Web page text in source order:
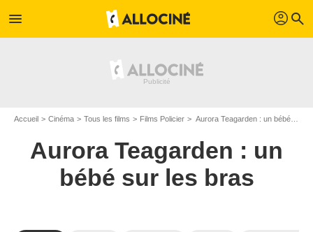
menu profil search
Accueil Cinéma Tous les films Films Policier Aurora Teagarden : un bébé sur les bras de Kevin Fair
Aurora Teagarden : un
bébé sur les bras